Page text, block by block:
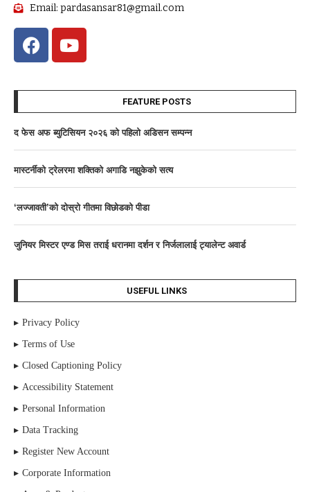
Email: pardasansar81@gmail.com
FEATURE POSTS
द फेस अफ ब्युटिसियन २०२६ काे पहिलाे अडिसन सम्पन्न
मास्टर्नीकाे ट्रेलरमा शक्तिकाे अगाडि नझुकेकाे सत्य
‘लज्जावती’को दाेस्राे गीतमा विछोडको पीडा
जुनियर मिस्टर एण्ड मिस तराई धरानमा दर्शन र निर्जलालाई ट्यालेन्ट अवार्ड
USEFUL LINKS
Privacy Policy
Terms of Use
Closed Captioning Policy
Accessibility Statement
Personal Information
Data Tracking
Register New Account
Corporate Information